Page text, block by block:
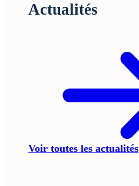
Actualités
Voir toutes les actualités